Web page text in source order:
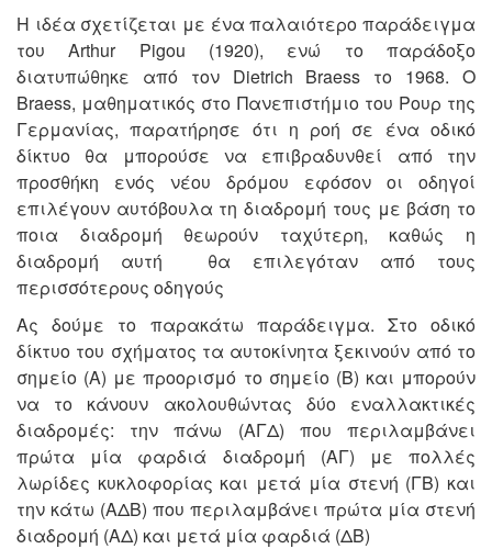
Η ιδέα σχετίζεται με ένα παλαιότερο παράδειγμα
του Arthur Pigou (1920), ενώ το παράδοξο
διατυπώθηκε από τον Dietrich Braess το 1968. Ο
Braess, μαθηματικός στο Πανεπιστήμιο του Ρουρ της
Γερμανίας, παρατήρησε ότι η ροή σε ένα οδικό
δίκτυο θα μπορούσε να επιβραδυνθεί από την
προσθήκη ενός νέου δρόμου εφόσον οι οδηγοί
επιλέγουν αυτόβουλα τη διαδρομή τους με βάση το
ποια διαδρομή θεωρούν ταχύτερη, καθώς η
διαδρομή αυτή θα επιλεγόταν από τους
περισσότερους οδηγούς
Ας δούμε το παρακάτω παράδειγμα. Στο οδικό
δίκτυο του σχήματος τα αυτοκίνητα ξεκινούν από το
σημείο (A) με προορισμό το σημείο (B) και μπορούν
να το κάνουν ακολουθώντας δύο εναλλακτικές
διαδρομές: την πάνω (ΑΓΔ) που περιλαμβάνει
πρώτα μία φαρδιά διαδρομή (ΑΓ) με πολλές
λωρίδες κυκλοφορίας και μετά μία στενή (ΓΒ) και
την κάτω (ΑΔΒ) που περιλαμβάνει πρώτα μία στενή
διαδρομή (ΑΔ) και μετά μία φαρδιά (ΔΒ)